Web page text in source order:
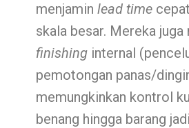
menjamin lead time
skala besar. Mereka
finishinginternal
pemotongan panas/
memungkinkan kontrol
benang hingga barang